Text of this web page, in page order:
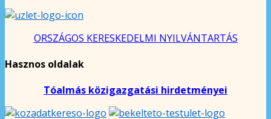
ORSZÁGOS KERESKEDELMI NYILVÁNTARTÁS
Hasznos oldalak
Tóalmás közigazgatási hirdetményei